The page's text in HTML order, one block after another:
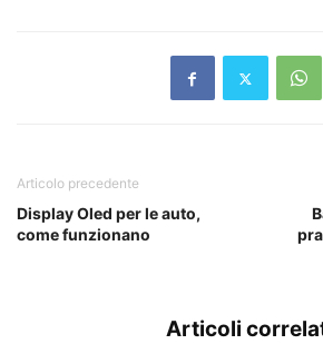
Articolo precedente
Display Oled per le auto,
come funzionano
Articoli